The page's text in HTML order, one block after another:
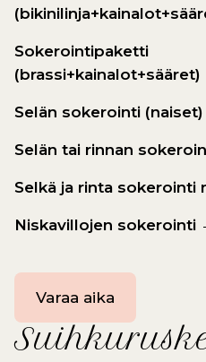
Sokerointipaketti
(brassi+kainalot+sääret)
Selän sokerointi (naiset)
Selän tai rinnan
Selkä ja rinta sokerointi
Niskavillojen sokerointi
Varaa aika